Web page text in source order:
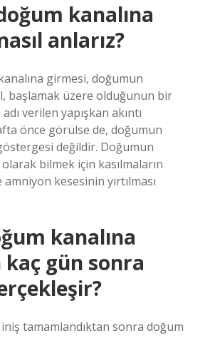
kanalına
anlarız?
girmesi, doğumun
başlamak üzere olduğunun bir
verilen yapışkan akıntı
önce görülse de, doğumun
değildir. Doğumun
olarak bilmek için kasılmaların
kesesinin yırtılması
kanalına
gün sonra
tamamlandıktan sonra doğum